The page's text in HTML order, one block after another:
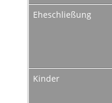
Eheschließung
Kinder